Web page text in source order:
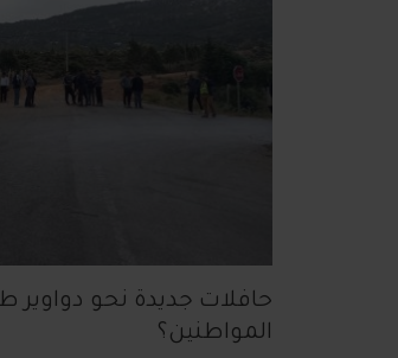
حافلات جديدة نحو
المواطنين؟